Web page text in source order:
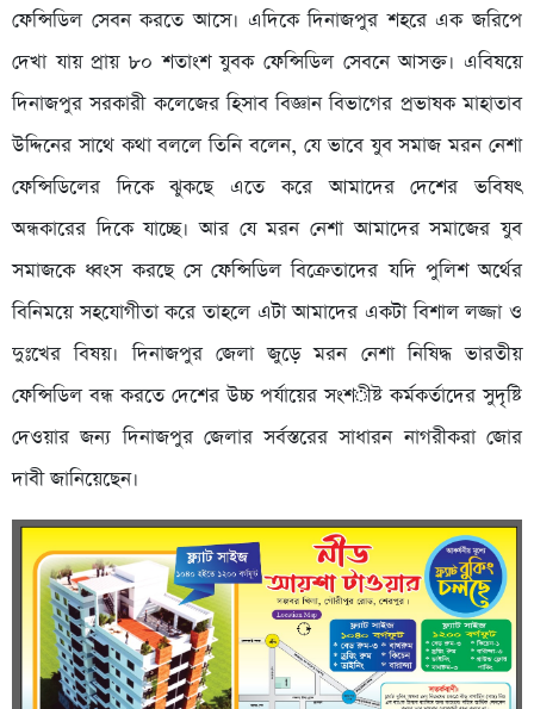
ফেন্সিডিল সেবন করতে আসে। এদিকে দিনাজপুর শহরে এক জরিপে
দেখা যায় প্রায় ৮০ শতাংশ যুবক ফেন্সিডিল সেবনে আসক্ত। এবিষয়ে
দিনাজপুর সরকারী কলেজের হিসাব বিজ্ঞান বিভাগের প্রভাষক মাহাতাব
উদ্দিনের সাথে কথা বললে তিনি বলেন, যে ভাবে যুব সমাজ মরন নেশা
ফেন্সিডিলের দিকে ঝুকছে এতে করে আমাদের দেশের ভবিষৎ
অন্ধকারের দিকে যাচ্ছে। আর যে মরন নেশা আমাদের সমাজের যুব
সমাজকে ধ্বংস করছে সে ফেন্সিডিল বিক্রেতাদের যদি পুলিশ অর্থের
বিনিময়ে সহযোগীতা করে তাহলে এটা আমাদের একটা বিশাল লজ্জা ও
দুঃখের বিষয়। দিনাজপুর জেলা জুড়ে মরন নেশা নিষিদ্ধ ভারতীয়
ফেন্সিডিল বন্ধ করতে দেশের উচ্চ পর্যায়ের সংশ­ীষ্ট কর্মকর্তাদের সুদৃষ্টি
দেওয়ার জন্য দিনাজপুর জেলার সর্বস্তরের সাধারন নাগরীকরা জোর
দাবী জানিয়েছেন।